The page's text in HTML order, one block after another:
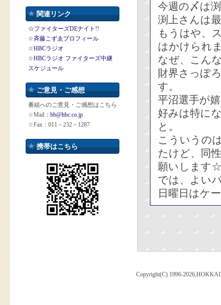
関連リンク
☆ファイターズDEナイト!!
☆斉藤こずゑプロフィール
☆HBCラジオ
☆HBCラジオ ファイターズ中継
スケジュール
ご意見・ご感想
番組へのご意見・ご感想はこちら
☆Mail： bb@hbc.co.jp
☆Fax：011－232－1287
携帯はこちら
今週の〆は
渕上さんは
もうはや、
はかけられ
なぜ、こん
財界さっぽ
す。
平沼選手が
好みは特に
と。
こういうの
たけど、同
願いします
では、よい
日曜日はケ
Copyright(C) 1996-